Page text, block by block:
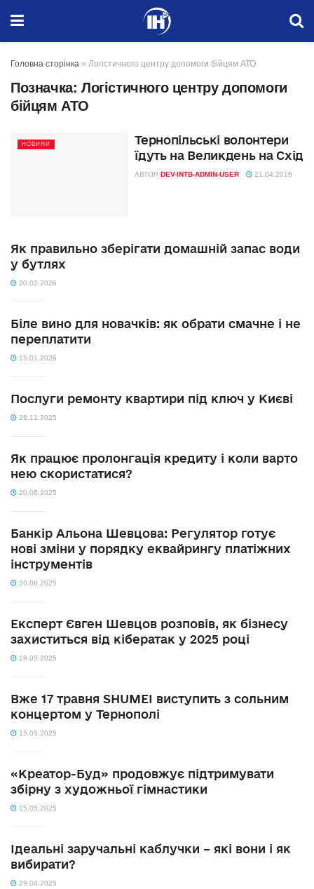
Головна сторінка » Логістичного центру допомоги бійцям АТО
Позначка: Логістичного центру допомоги
бійцям АТО
НОВИНИ
Тернопільські волонтери
їдуть на Великдень на Схід
АВТОР DEV-INTB-ADMIN-USER 21.04.2016
Як правильно зберігати домашній запас води
у бутлях
20.02.2026
Біле вино для новачків: як обрати смачне і не
переплатити
15.01.2026
Послуги ремонту квартири під ключ у Києві
26.11.2025
Як працює пролонгація кредиту і коли варто
нею скористатися?
20.06.2025
Банкір Альона Шевцова: Регулятор готує
нові зміни у порядку еквайрингу платіжних
інструментів
20.06.2025
Експерт Євген Шевцов розповів, як бізнесу
захиститься від кібератак у 2025 році
19.05.2025
Вже 17 травня SHUMEI виступить з сольним
концертом у Тернополі
15.05.2025
«Креатор-Буд» продовжує підтримувати
збірну з художньої гімнастики
15.05.2025
Ідеальні заручальні каблучки – які вони і як
вибирати?
29.04.2025